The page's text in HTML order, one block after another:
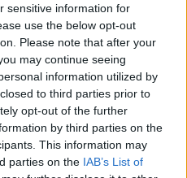
sensitive information for
use the below opt-out
Please note that after your
may continue seeing
information utilized by
to third parties prior to
opt-out of the further
by third parties on the
This information may
parties on the IAB’s List of
als catorze